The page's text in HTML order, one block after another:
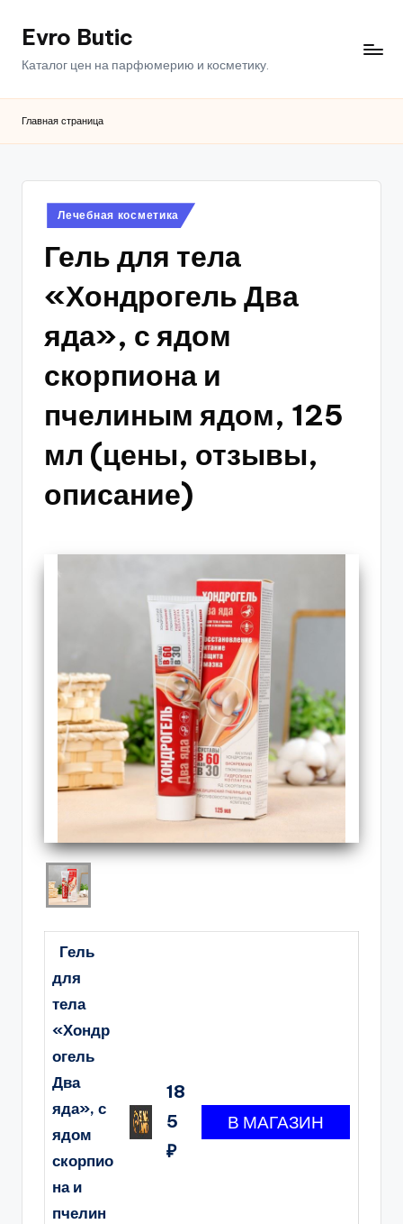
ПерейтиEvro Butic
Каталог цен на парфюмерию и косметику.
Главная страница
Опубликовано
в
Лечебная косметика
Гель для тела
«Хондрогель Два
яда», с ядом
скорпиона и
пчелиным ядом, 125
мл (цены, отзывы,
описание)
Гель
для
тела
«Хондр
огель
Два
яда», с
ядом
скорпио
на и
пчелин
18
5
₽